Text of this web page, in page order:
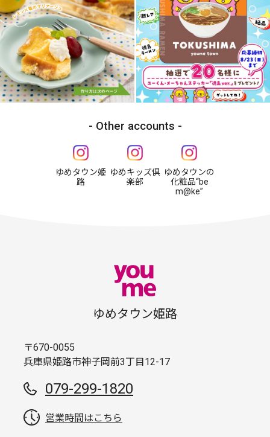
Other accounts
ゆめタウン姫
路
ゆめキッズ倶
楽部
ゆめタウンの
化粧品“be
m@ke”
ゆめタウン姫路
〒670-0055
兵庫県姫路市神子岡前3丁目12-17
079-299-1820
営業時間はこちら